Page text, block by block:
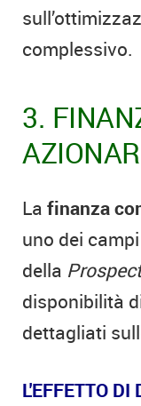
complessivo.
3.
La finanza
uno dei
della
disponibilità
dettagliati
L'EFFETTO DI